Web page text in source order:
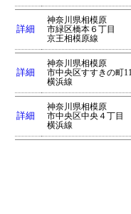
詳細
神奈川県相模原
市緑区橋本６丁目
京王相模原線
詳細
神奈川県相模原
市中央区すすきの町11
横浜線
詳細
神奈川県相模原
市中央区中央４丁目
横浜線